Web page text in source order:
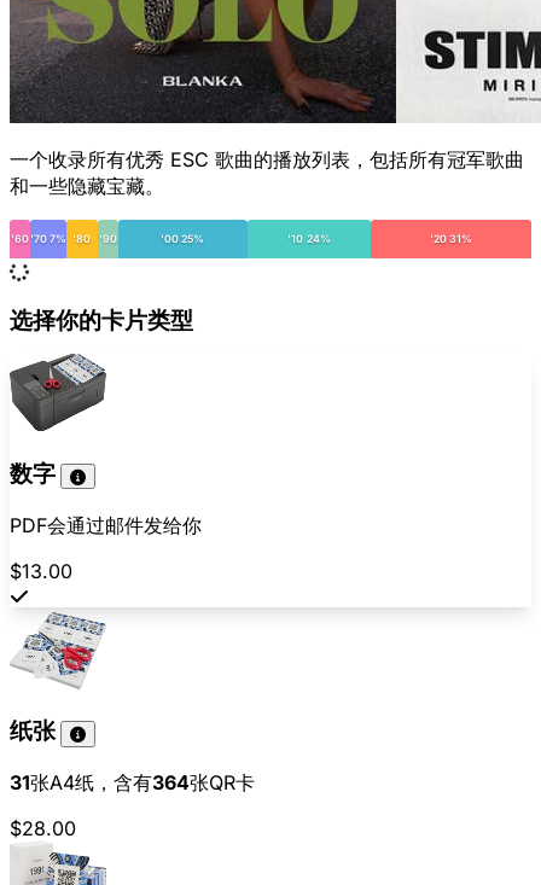
一个收录所有优秀 ESC 歌曲的播放列表，包括所有冠军歌曲
和一些隐藏宝藏。
'60'70 7% '80 '90 '00 25% '10 24% '20 31%
选择你的卡片类型
数字
PDF会通过邮件发给你
$13.00
纸张
31张A4纸，含有364张QR卡
$28.00